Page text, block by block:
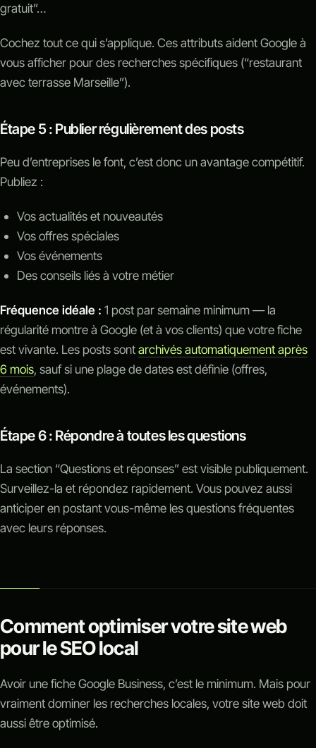
gratuit”…
Cochez tout ce qui s’applique. Ces attributs aident Google à
vous afficher pour des recherches spécifiques (“restaurant
avec terrasse Marseille”).
Étape 5 : Publier régulièrement des posts
Peu d’entreprises le font, c’est donc un avantage compétitif.
Publiez :
Vos actualités et nouveautés
Vos offres spéciales
Vos événements
Des conseils liés à votre métier
Fréquence idéale : 1 post par semaine minimum — la
régularité montre à Google (et à vos clients) que votre fiche
est vivante. Les posts sontarchivés automatiquement après
6 mois, sauf si une plage de dates est définie (offres,
événements).
Étape 6 : Répondre à toutes les questions
La section “Questions et réponses” est visible publiquement.
Surveillez-la et répondez rapidement. Vous pouvez aussi
anticiper en postant vous-même les questions fréquentes
avec leurs réponses.
Comment optimiser votre site web
pour le SEO local
Avoir une fiche Google Business, c’est le minimum. Mais pour
vraiment dominer les recherches locales, votre site web doit
aussi être optimisé.